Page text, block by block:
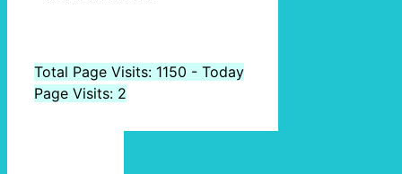
Total Page Visits: 1150 - Today
Page Visits: 2